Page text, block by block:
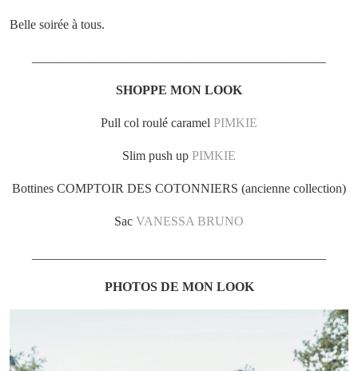
Belle soirée à tous.
SHOPPE MON LOOK
Pull col roulé caramel PIMKIE
Slim push up PIMKIE
Bottines COMPTOIR DES COTONNIERS (ancienne collection)
Sac VANESSA BRUNO
PHOTOS DE MON LOOK